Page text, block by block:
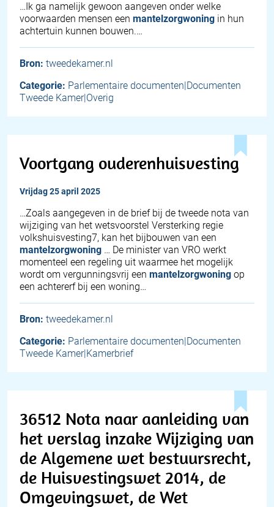
…Ik ga namelijk gewoon aangeven onder welke
voorwaarden mensen een mantelzorgwoning in hun
achtertuin kunnen bouwen.…
Bron: tweedekamer.nl
Categorie: Parlementaire documenten|Documenten
Tweede Kamer|Overig
Voortgang ouderenhuisvesting
vrijdag 25 april 2025
…Zoals aangegeven in de brief bij de tweede nota van
wijziging van het wetsvoorstel Versterking regie
volkshuisvesting7, kan het bijbouwen van een
mantelzorgwoning … De minister van VRO werkt
momenteel een regeling uit waarmee het mogelijk
wordt om vergunningsvrij een mantelzorgwoning op
een achtererf bij een woning…
Bron: tweedekamer.nl
Categorie: Parlementaire documenten|Documenten
Tweede Kamer|Kamerbrief
36512 Nota naar aanleiding van
het verslag inzake Wijziging van
de Algemene wet bestuursrecht,
de Huisvestingswet 2014, de
Omgevingswet, de Wet